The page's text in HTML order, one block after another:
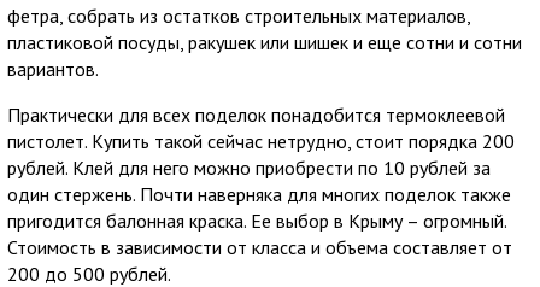
фетра, собрать из остатков строительных материалов,
пластиковой посуды, ракушек или шишек и еще сотни и сотни
вариантов.
Практически для всех поделок понадобится термоклеевой
пистолет. Купить такой сейчас нетрудно, стоит порядка 200
рублей. Клей для него можно приобрести по 10 рублей за
один стержень. Почти наверняка для многих поделок также
пригодится балонная краска. Ее выбор в Крыму – огромный.
Стоимость в зависимости от класса и объема составляет от
200 до 500 рублей.